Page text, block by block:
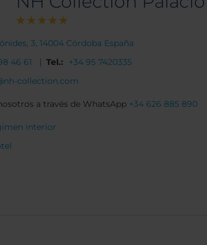
3, 14004 Córdoba España
46 61 Tel.:
+34 95 7420335
collection.com
a través de WhatsApp +34 626 885 890
interior